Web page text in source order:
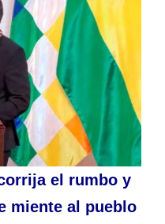
el rumbo y
miente al pueblo